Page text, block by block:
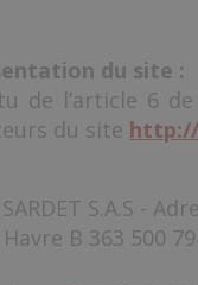
du site :
de l’article 6
du site http://
SARDET S.A.S -
Havre B 363 500